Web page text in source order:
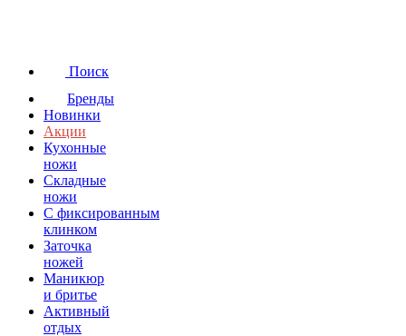
Поиск
Бренды
Новинки
Акции
Кухонные
ножи
Складные
ножи
C фиксированным
клинком
Заточка
ножей
Маникюр
и бритье
Активный
отдых